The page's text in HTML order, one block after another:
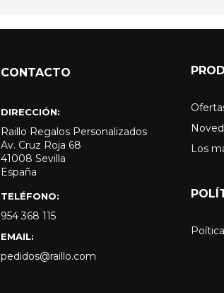
CONTACTO
DIRECCIÓN:
Raillo Regalos Personalizados
Av. Cruz Roja 68
41008 Sevilla
España
TELÉFONO:
954 368 115
EMAIL:
pedidos@raillo.com
Los